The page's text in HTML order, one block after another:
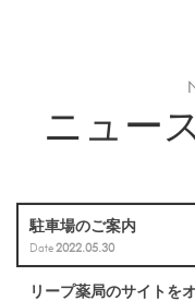
ニュー
駐車場のご案内
Date2022.05.30
リープ薬局のサイトを